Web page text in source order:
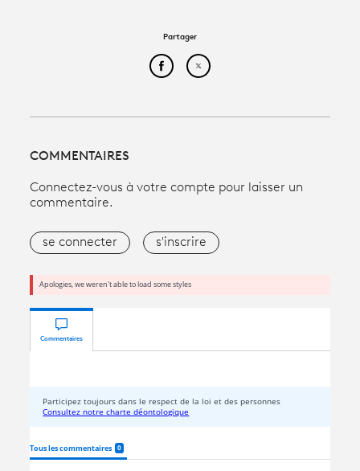
Partager
Partager cet article sur
Partager cet article sur
COMMENTAIRES
Connectez-vous à votre compte pour laisser un
commentaire.
se connecter s'inscrire